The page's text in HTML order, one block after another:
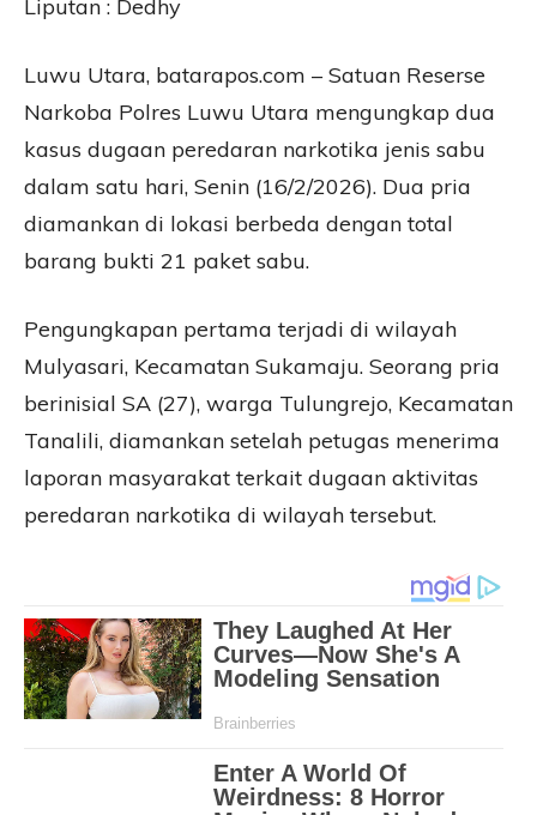
Liputan : Dedhy
Luwu Utara, batarapos.com – Satuan Reserse
Narkoba Polres Luwu Utara mengungkap dua
kasus dugaan peredaran narkotika jenis sabu
dalam satu hari, Senin (16/2/2026). Dua pria
diamankan di lokasi berbeda dengan total
barang bukti 21 paket sabu.
Pengungkapan pertama terjadi di wilayah
Mulyasari, Kecamatan Sukamaju. Seorang pria
berinisial SA (27), warga Tulungrejo, Kecamatan
Tanalili, diamankan setelah petugas menerima
laporan masyarakat terkait dugaan aktivitas
peredaran narkotika di wilayah tersebut.